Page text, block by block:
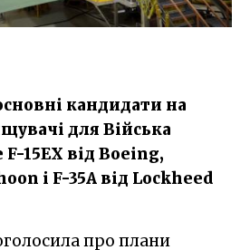
кандидати на
для Війська
15EX​ від Boeing,
і F-35A від Lockheed